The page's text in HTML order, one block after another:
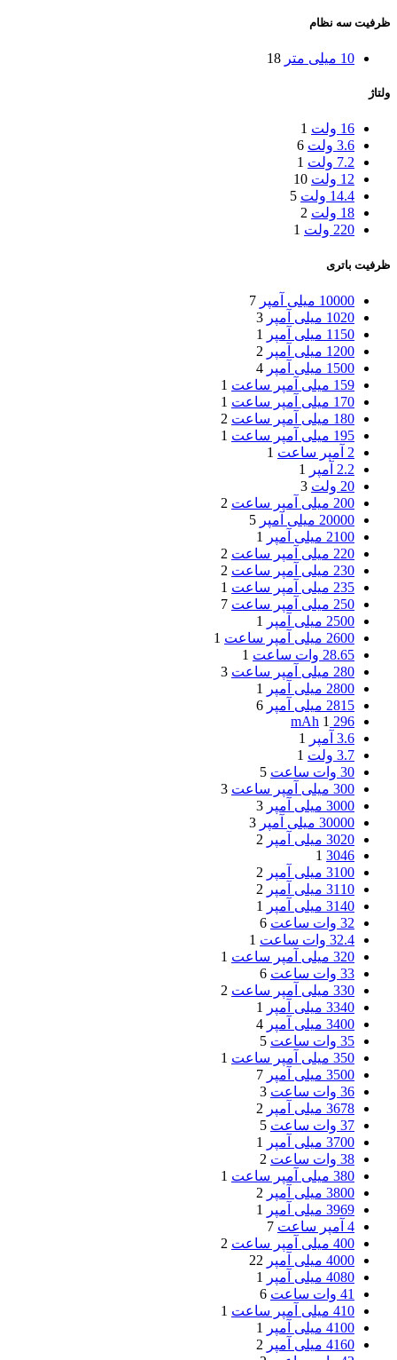
ظرفیت سه نظام
10 میلی متر 18
ولتاژ
16 ولت
1
3.6 ولت
6
7.2 ولت
1
12 ولت
10
14.4 ولت
5
18 ولت
2
220 ولت
1
ظرفیت باتری
10000 میلی آمپر
7
1020 میلی آمپر
3
1150 میلی آمپر
1
1200 میلی آمپر
2
1500 میلی آمپر
4
159 میلی آمپر ساعت
1
170 میلی آمپر ساعت
1
180 میلی آمپر ساعت
2
195 میلی آمپر ساعت
1
2 آمپر ساعت
1
2.2 آمپر
1
20 ولت
3
200 میلی آمپر ساعت
2
20000 میلی آمپر
5
2100 میلی آمپر
1
220 میلی آمپر ساعت
2
230 میلی آمپر ساعت
2
235 میلی آمپر ساعت
1
250 میلی آمپر ساعت
7
2500 میلی آمپر
1
2600 میلی آمپر ساعت
1
28.65 وات ساعت
1
280 میلی آمپر ساعت
3
2800 میلی آمپر
1
2815 میلی آمپر
6
296 mAh
1
3.6 آمپر
1
3.7 ولت
1
30 وات‌ ساعت
5
300 میلی آمپر ساعت
3
3000 میلی آمپر
3
30000 میلی آمپر
3
3020 میلی آمپر
2
3046
1
3100 میلی آمپر
2
3110 میلی آمپر
2
3140 میلی آمپر
1
32 وات‌ ساعت
6
32.4 وات ساعت
1
320 میلی آمپر ساعت
1
33 وات ساعت
6
330 میلی آمپر ساعت
2
3340 میلی آمپر
1
3400 میلی آمپر
4
35 وات ساعت
5
350 میلی آمپر ساعت
1
3500 میلی آمپر
7
36 وات ساعت
3
3678 میلی آمپر
2
37 وات ساعت
5
3700 میلی آمپر
1
38 وات ساعت
2
380 میلی آمپر ساعت
1
3800 میلی آمپر
2
3969 میلی آمپر
1
4 آمپر ساعت
7
400 میلی آمپر ساعت
2
4000 میلی آمپر
22
4080 میلی آمپر
1
41 وات ساعت
6
410 میلی آمپر ساعت
1
4100 میلی آمپر
1
4160 میلی آمپر
2